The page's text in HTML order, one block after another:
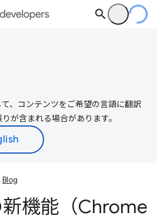
、コンテンツをご希望の言語に翻訳
が含まれる場合があります。
Blog
新機能（Chrome